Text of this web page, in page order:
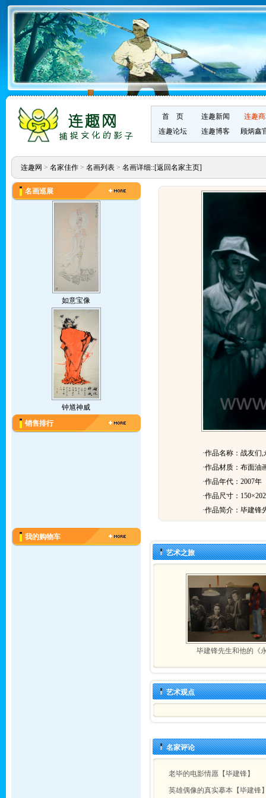
首 页 连趣新闻
连趣
连趣论坛
连趣博客 顾炳鑫
连趣网 > 名家佳作> 名画列表> 名画详细::[返回名家主页]
名画巡展
如意宝像
钟馗神威
销售排行
我的购物车
·作品名称：战友们
·作品材质：布面油
·作品年代：2007年
·作品尺寸：
·作品简介： 毕建锋
艺术之旅
毕建锋先生和他的《
艺术观点
名家评论
老毕的电影情愿【毕建锋】
英雄偶像的真实摹本【毕建锋